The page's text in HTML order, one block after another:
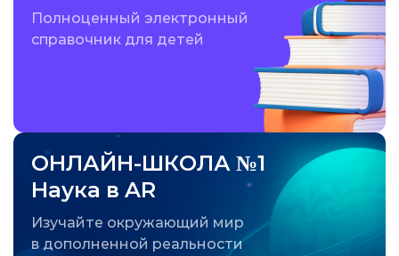
Полноценный электронный
справочник для детей
ОНЛАЙН-ШКОЛА №1
Наука в AR
Изучайте окружающий мир
в дополненной реальности